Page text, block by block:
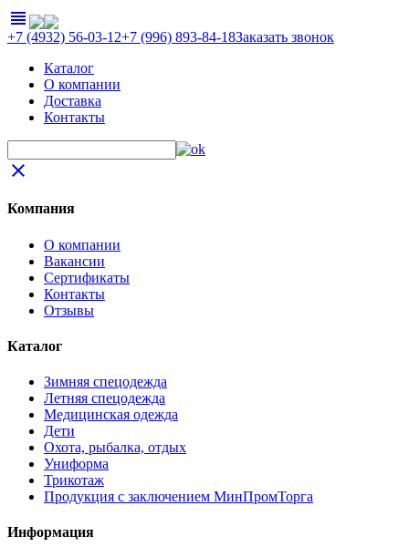
view_headline
+7 (4932) 56-03-12+7 (996) 893-84-18Заказать звонок
Каталог
О компании
Доставка
Контакты
close
Компания
О компании
Вакансии
Сертификаты
Контакты
Отзывы
Каталог
Зимняя спецодежда
Летняя спецодежда
Медицинская одежда
Дети
Охота, рыбалка, отдых
Униформа
Трикотаж
Продукция с заключением МинПромТорга
Информация